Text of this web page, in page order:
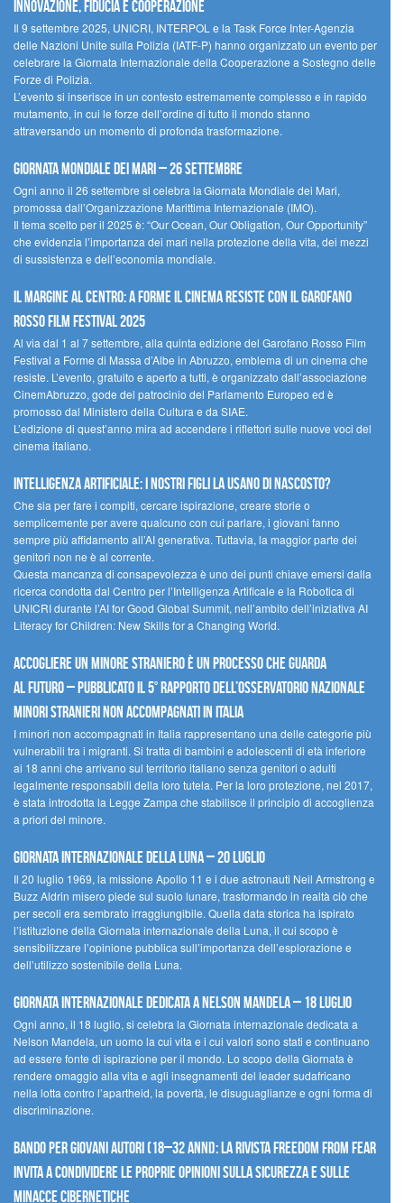
innovazione, fiducia e cooperazione
Il 9 settembre 2025, UNICRI, INTERPOL e la Task Force Inter-Agenzia
delle Nazioni Unite sulla Polizia (IATF-P) hanno organizzato un evento per
celebrare la Giornata Internazionale della Cooperazione a Sostegno delle
Forze di Polizia.
L’evento si inserisce in un contesto estremamente complesso e in rapido
mutamento, in cui le forze dell’ordine di tutto il mondo stanno
attraversando un momento di profonda trasformazione.
Giornata Mondiale dei Mari – 26 settembre
Ogni anno il 26 settembre si celebra la Giornata Mondiale dei Mari,
promossa dall’Organizzazione Marittima Internazionale (IMO).
Il tema scelto per il 2025 è: “Our Ocean, Our Obligation, Our Opportunity”
che evidenzia l’importanza dei mari nella protezione della vita, dei mezzi
di sussistenza e dell’economia mondiale.
Il margine al centro: a Forme il cinema resiste con il Garofano
Rosso Film Festival 2025
Al via dal 1 al 7 settembre, alla quinta edizione del Garofano Rosso Film
Festival a Forme di Massa d’Albe in Abruzzo, emblema di un cinema che
resiste. L’evento, gratuito e aperto a tutti, è organizzato dall’associazione
CinemAbruzzo, gode del patrocinio del Parlamento Europeo ed è
promosso dal Ministero della Cultura e da SIAE.
L’edizione di quest’anno mira ad accendere i riflettori sulle nuove voci del
cinema italiano.
Intelligenza artificiale: i nostri figli la usano di nascosto?
Che sia per fare i compiti, cercare ispirazione, creare storie o
semplicemente per avere qualcuno con cui parlare, i giovani fanno
sempre più affidamento all’AI generativa. Tuttavia, la maggior parte dei
genitori non ne è al corrente.
Questa mancanza di consapevolezza è uno dei punti chiave emersi dalla
ricerca condotta dal Centro per l’Intelligenza Artificale e la Robotica di
UNICRI durante l’AI for Good Global Summit, nell’ambito dell’iniziativa AI
Literacy for Children: New Skills for a Changing World.
Accogliere un minore straniero è un processo che guarda
al futuro – Pubblicato il 5° rapporto dell’Osservatorio Nazionale
Minori Stranieri Non Accompagnati in Italia
I minori non accompagnati in Italia rappresentano una delle categorie più
vulnerabili tra i migranti. Si tratta di bambini e adolescenti di età inferiore
ai 18 anni che arrivano sul territorio italiano senza genitori o adulti
legalmente responsabili della loro tutela. Per la loro protezione, nel 2017,
è stata introdotta la Legge Zampa che stabilisce il principio di accoglienza
a priori del minore.
Giornata Internazionale della Luna – 20 luglio
Il 20 luglio 1969, la missione Apollo 11 e i due astronauti Neil Armstrong e
Buzz Aldrin misero piede sul suolo lunare, trasformando in realtà ciò che
per secoli era sembrato irraggiungibile. Quella data storica ha ispirato
l’istituzione della Giornata internazionale della Luna, il cui scopo è
sensibilizzare l’opinione pubblica sull’importanza dell’esplorazione e
dell’utilizzo sostenibile della Luna.
Giornata internazionale dedicata a Nelson Mandela – 18 luglio
Ogni anno, il 18 luglio, si celebra la Giornata internazionale dedicata a
Nelson Mandela, un uomo la cui vita e i cui valori sono stati e continuano
ad essere fonte di ispirazione per il mondo. Lo scopo della Giornata è
rendere omaggio alla vita e agli insegnamenti del leader sudafricano
nella lotta contro l’apartheid, la povertà, le disuguaglianze e ogni forma di
discriminazione.
Bando per giovani autori (18–32 anni): la Rivista Freedom From Fear
invita a condividere le proprie opinioni sulla sicurezza e sulle
minacce cibernetiche